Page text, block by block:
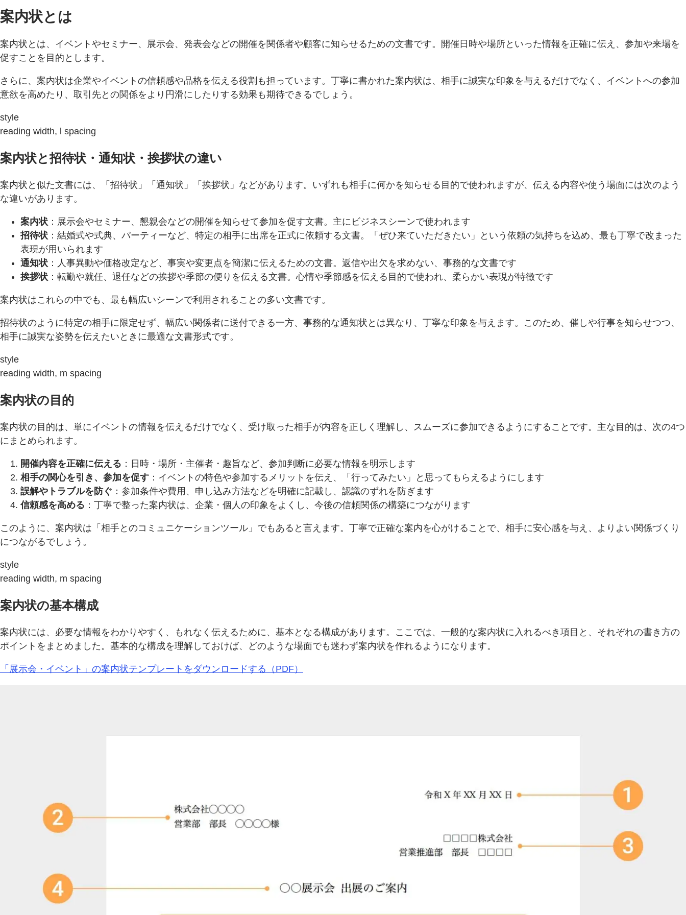
案内状とは
案内状とは、イベントやセミナー、展示会、発表会などの開催を関係者や顧客に知らせるための文書です。開催日時や場所といった情報を正確に伝え、参加や来場を
促すことを目的とします。
さらに、案内状は企業やイベントの信頼感や品格を伝える役割も担っています。丁寧に書かれた案内状は、相手に誠実な印象を与えるだけでなく、イベントへの参加
意欲を高めたり、取引先との関係をより円滑にしたりする効果も期待できるでしょう。
style
reading width, l spacing
案内状と招待状・通知状・挨拶状の違い
案内状と似た文書には、「招待状」「通知状」「挨拶状」などがあります。いずれも相手に何かを知らせる目的で使われますが、伝える内容や使う場面には次のよう
な違いがあります。
案内状 ：展示会やセミナー、懇親会などの開催を知らせて参加を促す文書。主にビジネスシーンで使われます
招待状 ：結婚式や式典、パーティーなど、特定の相手に出席を正式に依頼する文書。「ぜひ来ていただきたい」という依頼の気持ちを込め、最も丁寧で改まった
表現が用いられます
通知状 ：人事異動や価格改定など、事実や変更点を簡潔に伝えるための文書。返信や出欠を求めない、事務的な文書です
挨拶状 ：転勤や就任、退任などの挨拶や季節の便りを伝える文書。心情や季節感を伝える目的で使われ、柔らかい表現が特徴です
案内状はこれらの中でも、最も幅広いシーンで利用されることの多い文書です。
招待状のように特定の相手に限定せず、幅広い関係者に送付できる一方、事務的な通知状とは異なり、丁寧な印象を与えます。このため、催しや行事を知らせつつ、
相手に誠実な姿勢を伝えたいときに最適な文書形式です。
style
reading width, m spacing
案内状の目的
案内状の目的は、単にイベントの情報を伝えるだけでなく、受け取った相手が内容を正しく理解し、スムーズに参加できるようにすることです。主な目的は、次の4つ
にまとめられます。
開催内容を正確に伝える ：日時・場所・主催者・趣旨など、参加判断に必要な情報を明示します
相手の関心を引き、参加を促す ：イベントの特色や参加するメリットを伝え、「行ってみたい」と思ってもらえるようにします
誤解やトラブルを防ぐ ：参加条件や費用、申し込み方法などを明確に記載し、認識のずれを防ぎます
信頼感を高める ：丁寧で整った案内状は、企業・個人の印象をよくし、今後の信頼関係の構築につながります
このように、案内状は「相手とのコミュニケーションツール」でもあると言えます。丁寧で正確な案内を心がけることで、相手に安心感を与え、よりよい関係づくり
につながるでしょう。
style
reading width, m spacing
案内状の基本構成
案内状には、必要な情報をわかりやすく、もれなく伝えるために、基本となる構成があります。ここでは、一般的な案内状に入れるべき項目と、それぞれの書き方の
ポイントをまとめました。基本的な構成を理解しておけば、どのような場面でも迷わず案内状を作れるようになります。
「展示会・イベント」の案内状テンプレートをダウンロードする（PDF）